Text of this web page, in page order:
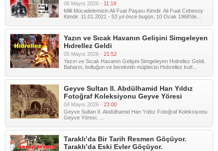
06 Mayıs 2026 - 11:18
Milli Mücadelemizin Ali Fuat Paşası Kimdir. Ali Fuat Cebesoy
Kimdir. 11.01.2021 - 53 yıl önce bugün, 10 Ocak 1968'de...
Yazın ve Sıcak Havanın Gelişini Simgeleyen
Hıdrellez Geldi
05 Mayıs 2026 - 21:52
Yazın ve Sıcak Havanın Gelişini Simgeleyen Hıdrellez Geldi.
Baharın, bolluğun ve bereketin müjdecisi Hıdırellez kutl...
Geyve Sultan II. Abdülhamid Han Yıldız
Fotoğraf Koleksiyonu Geyve Yöresi
04 Mayıs 2026 - 23:00
Geyve Sultan II. Abdülhamid Han Yıldız Fotoğraf Koleksiyonu
Geyve Yöresi. ...
Taraklı’da Bir Tarih Resmen Göçüyor.
Taraklı’da Eski Evler Göçüyor.